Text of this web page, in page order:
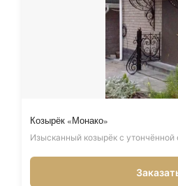
Козырёк «Монако»
Изысканный козырёк с утончённой